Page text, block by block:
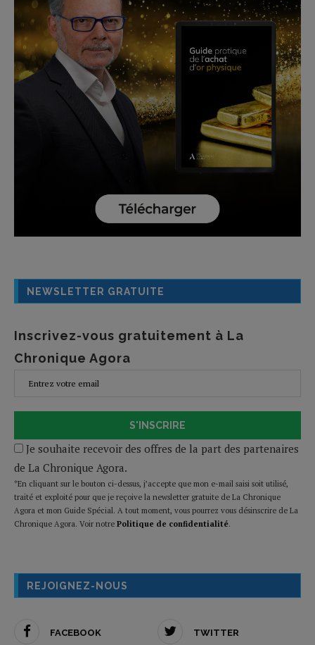
NEWSLETTER GRATUITE
Inscrivez-vous gratuitement à La
Chronique Agora
S'INSCRIRE
Je souhaite recevoir des offres de la part des partenaires
de La Chronique Agora.
*En cliquant sur le bouton ci-dessus, j’accepte que mon e-mail saisi soit utilisé,
traité et exploité pour que je reçoive la newsletter gratuite de La Chronique
Agora et mon Guide Spécial. A tout moment, vous pourrez vous désinscrire de La
Chronique Agora. Voir notre Politique de confidentialité.
REJOIGNEZ-NOUS
FACEBOOK TWITTER